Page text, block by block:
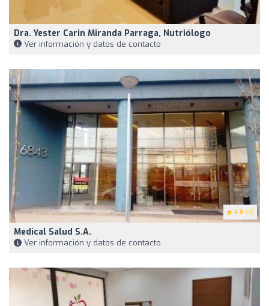
Dra. Yester Carin Miranda Parraga, Nutriólogo
Ver información y datos de contacto
4.8 (4)
Medical Salud S.A.
Ver información y datos de contacto